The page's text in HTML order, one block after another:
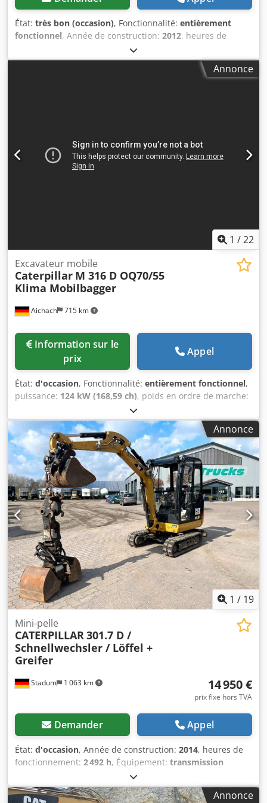
État: très bon (occasion), Fonctionnalité: entièrement
fonctionnel, Année de construction: 2012, heures de
, * 13 300 heures * Support
combiné (lame et stabilisateur) Djdewmbtfepfx Afmskr *
Flèche réglable * Attache rapide Lehnhoff HS 10 * Poids en
Annonce
1 /22
Aichach 715 km
Excavateur mobile
Caterpillar M 316 D OQ70/55
Klima Mobilbagger
prix
Appel
État: d'occasion, Fonctionnalité: entièrement fonctionnel,
puissance: 124 kW (168,59 ch), poids en ordre de marche:
, Année de construction:
fonctionnement:13 000 h, Équipement:climatisation,
hydraulique de préhenseur, marteau hydraulique,
Caterpillar M316D pelle mobile Année de fabrication : 2010
13 000 h 17 150 kg Moteur CAT 6 cylindres 124 kW
Dodpfxsxq A D Re Afmokr Voie 250 cm 20 km/h Attache
rapide entièrement hydraulique Oilquick OQ70/55
Climatisation Toutes les lignes
Annonce
1 / 19
Stadum 1 063 km
Mini-pelle
CATERPILLAR301.7 D /
Schnellwechsler / Löffel +
Greifer
14 950 €
prix fixe hors TVA
Demander Appel
État: d'occasion, Année de construction: 2014, heures de
fonctionnement: 2 492 h, Équipement: transmission
, N° de stock 5805 CAT 301.7 D Mini-pelle avec
attache rapide / lame de nivellement extensible ---- *
Fabricant : CAT * Modèle : 301.7 D * Année de fabrication :
Annonce